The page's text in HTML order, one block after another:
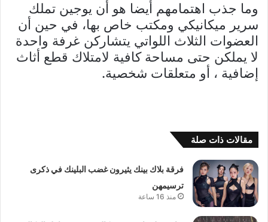
وما جذب اهتمامهم أيضا هو أن يوجين تملك
سرير ميكانيكي ومكتب خاص بها، في حين أن
العضوات الثلاث اللواتي يتشاركن غرفة واحدة
لا يملكن حتى مساحة كافية لامتلاك قطع أثاث
إضافية ، أو متعلقات شخصية.
مقالات ذات صلة
فرقة بلاك بينك يثيرون غضب البلينك في ذكرى
ترسيمهن
منذ 16 ساعة